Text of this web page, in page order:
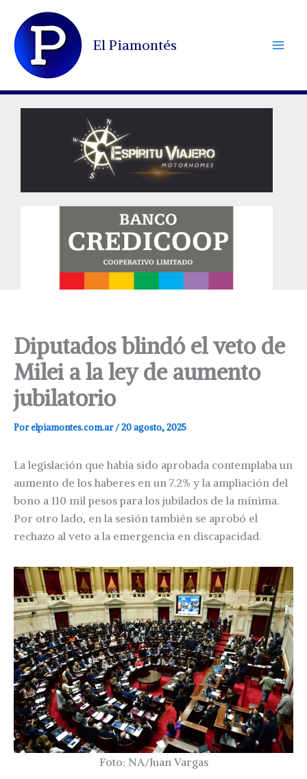
contenido
El Piamontés
Diputados blindó el veto de
Milei a la ley de aumento
jubilatorio
Porelpiamontes.com.ar/20 agosto, 2025
La legislación que había sido aprobada contemplaba un
aumento de los haberes en un 7.2% y la ampliación del
bono a 110 mil pesos para los jubilados de la mínima.
Por otro lado, en la sesión también se aprobó el
rechazo al veto a la emergencia en discapacidad.
Foto: NA/Juan Vargas